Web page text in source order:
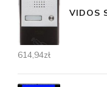
VIDOS
614,94zł